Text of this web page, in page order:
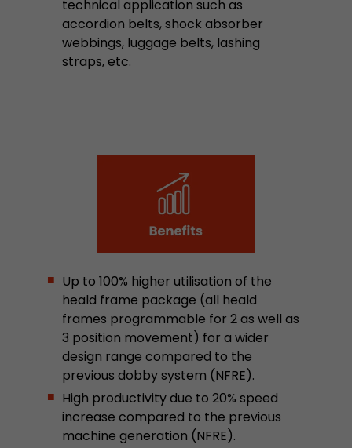
technical application such as
accordion belts, shock absorber
webbings, luggage belts, lashing
straps, etc.
Up to 100% higher utilisation of the
heald frame package (all heald
frames programmable for 2 as well as
3 position movement) for a wider
design range compared to the
previous dobby system (NFRE).
High productivity due to 20% speed
increase compared to the previous
machine generation (NFRE).
2 Jaahre
Zweck
Leadinfo setzt zwei sogenannte Cookies, die
Einblicke in das Verhalten auf der Website
Leadinfo setzt zwei sogenannte Cookies, die
Einblicke in das Verhalten auf der Website